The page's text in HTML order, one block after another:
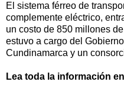
El sistema férreo de
complemente eléctrico,
un costo de 850 millones
estuvo a cargo del
Cundinamarca y un
Lea toda la información